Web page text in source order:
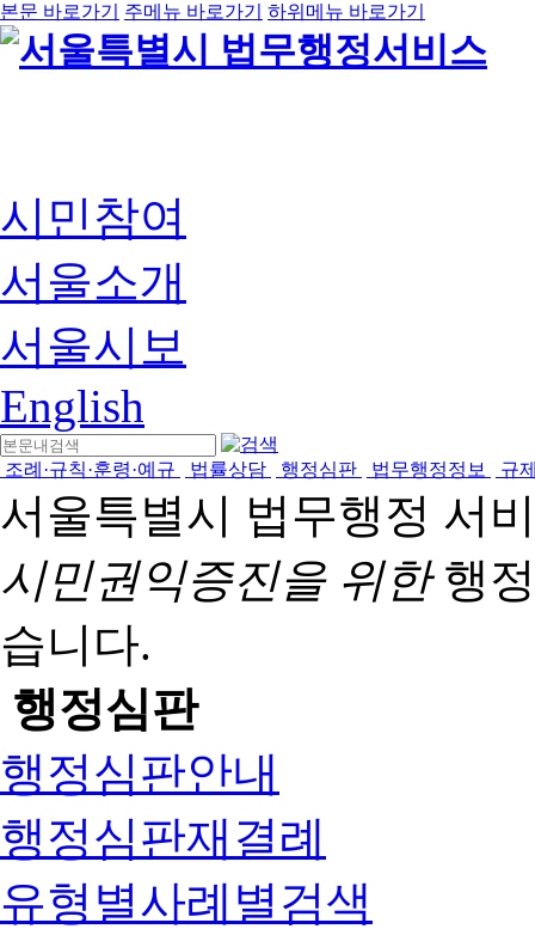
본문 바로가기 주메뉴 바로가기 하위메뉴 바로가기
시민참여
서울소개
서울시보
English
조례·규칙·훈령·예규 법률상담 행정심판 법무행정정보 규
서울특별시 법무행정 서
시민권익증진을 위한행
습니다.
행정심판
행정심판안내
행정심판재결례
유형별사례별검색